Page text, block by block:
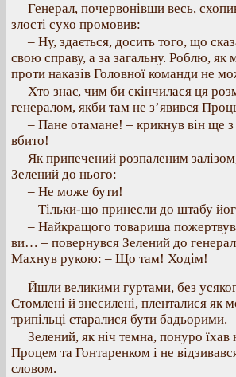
Генерал, почервонівши весь,
злості сухо промовив:
– Ну, здається, досить того, що
свою справу, а за загальну. Роблю, як
проти наказів Головної команди не
Хто знає, чим би скінчилася ця
генералом, якби там не з’явився
– Пане отамане! – крикнув він ще
вбито!
Як припечений розпаленим
Зелений до нього:
– Не може бути!
– Тільки-що принесли до штабу
– Найкращого товариша
ви… – повернувся Зелений до
Махнув рукою: – Що там! Ходім!
Йшли великими гуртами, без
Стомлені й знесилені, пленталися як
трипільці старалися бути бадьорими.
Зелений, як ніч темна, понуро їхав
Процем та Гонтаренком і не
словом.